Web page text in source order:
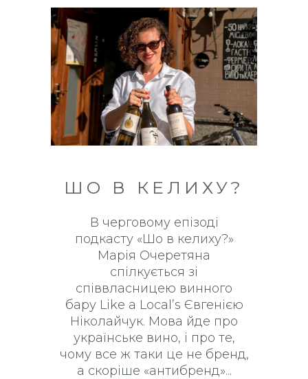
ШО В КЕЛИХУ?
В черговому епізоді
подкасту «Шо в келиху?»
Марія Очеретяна
спілкується зі
співвласницею винного
бару Like a Local’s Євгенією
Ніколайчук. Мова йде про
українське вино, і про те,
чому все ж таки це не бренд,
а скоріше «антибренд»